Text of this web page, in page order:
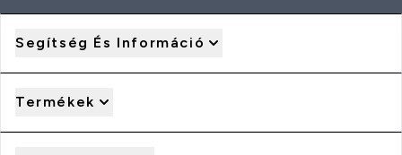
Segítség És Információ
Termékek